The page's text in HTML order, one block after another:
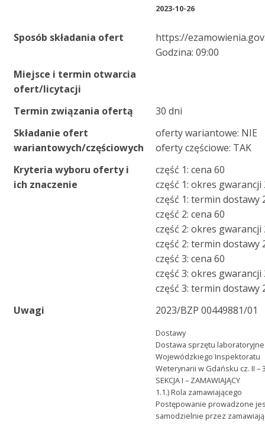
2023-10-26
Sposób składania ofert
https://
Godzina: 09:00
Miejsce i termin otwarcia
ofert/licytacji
Termin związania ofertą
30 dni
Składanie ofert
wariantowych/częściowych
oferty wariantowe: NIE
oferty częściowe: TAK
Kryteria wyboru oferty i
ich znaczenie
część 1: cena 60
część 1: okres gwarancji
część 1: termin dostawy
część 2: cena 60
część 2: okres gwarancji
część 2: termin dostawy
część 3: cena 60
część 3: okres gwarancji
część 3: termin dostawy
Uwagi
2023/BZP 00449881/01
Dostawy
Dostawa sprzętu
Wojewódzkiego Inspektoratu
Weterynarii w Gdańsku cz. II –
SEKCJA I – ZAMAWIAJĄCY
1.1.) Rola zamawiającego
Postępowanie prowadzone
samodzielnie przez